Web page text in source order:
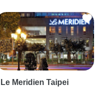
Le Meridien Taipei